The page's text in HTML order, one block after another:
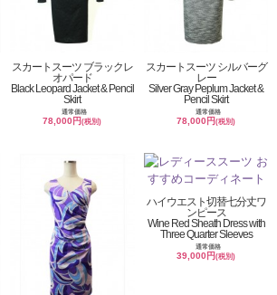
スカートスーツ ブラックレ
オパード
Black Leopard Jacket & Pencil
Skirt
通常価格
78,000円(税別)
スカートスーツ シルバーグ
レー
Silver Gray Peplum Jacket &
Pencil Skirt
通常価格
78,000円(税別)
ハイウエスト切替七分丈ワ
ンピース
Wine Red Sheath Dress with
Three Quarter Sleeves
通常価格
39,000円(税別)